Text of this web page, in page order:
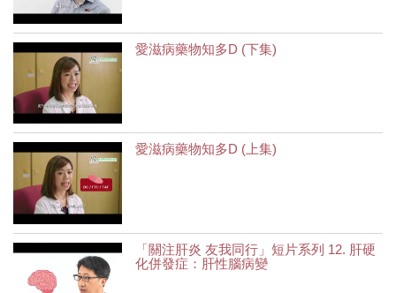
愛滋病藥物知多D (下集)
愛滋病藥物知多D (上集)
「關注肝炎 友我同行」短片系列 12. 肝硬
化併發症：肝性腦病變